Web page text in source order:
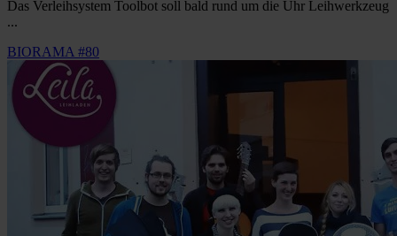
Das Verleihsystem Toolbot soll bald rund um die Uhr Leihwerkzeug
...
BIORAMA #80